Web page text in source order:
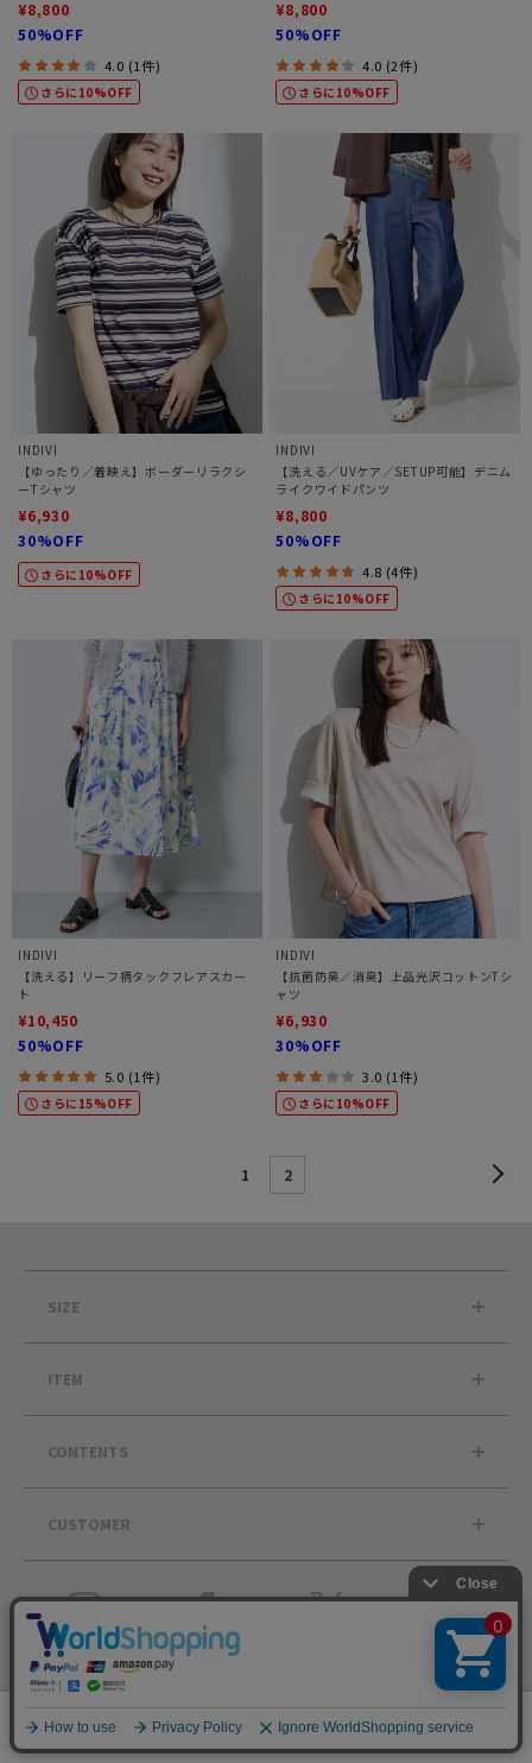
絞り込む
¥8,800
50%OFF
4.0 (1件)
さらに10%OFF
¥8,800
50%OFF
4.0 (2件)
さらに10%OFF
INDIVI
【ゆったり／着映え】ボーダーリラクシ
ーTシャツ
¥6,930
30%OFF
さらに10%OFF
INDIVI
【洗える／UVケア／SETUP可能】デニム
ライクワイドパンツ
¥8,800
50%OFF
4.8 (4件)
さらに10%OFF
INDIVI
【洗える】リーフ柄タックフレアスカー
ト
¥10,450
50%OFF
5.0 (1件)
さらに15%OFF
INDIVI
【抗菌防臭／消臭】上品光沢コットンTシ
ャツ
¥6,930
30%OFF
3.0 (1件)
さらに10%OFF
1 2
SIZE
ITEM
CONTENTS
CUSTOMER